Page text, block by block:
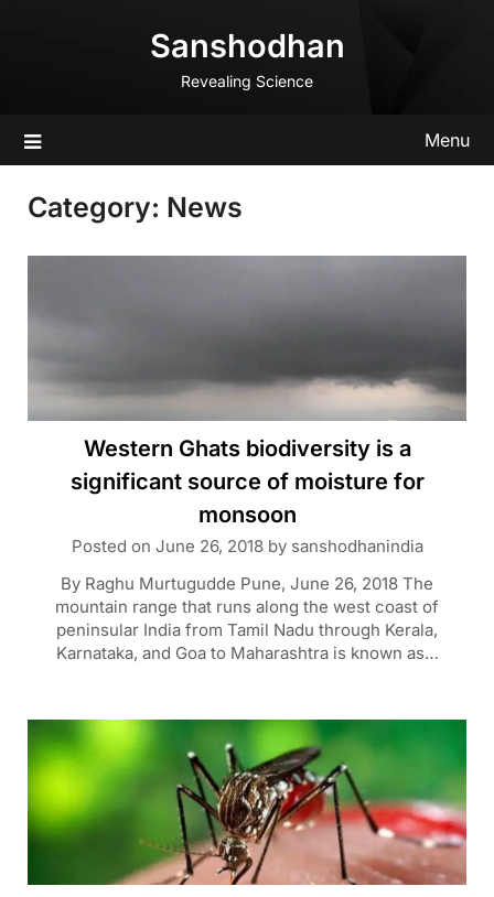
Sanshodhan
Revealing Science
Menu
Category: News
Western Ghats biodiversity is a
significant source of moisture for
monsoon
Posted on June 26, 2018by sanshodhanindia
By Raghu Murtugudde Pune, June 26, 2018 The
mountain range that runs along the west coast of
peninsular India from Tamil Nadu through Kerala,
Karnataka, and Goa to Maharashtra is known as…